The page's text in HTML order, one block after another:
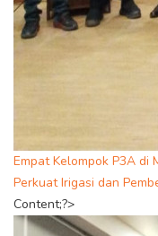
Empat Kelompok P3A di
Perkuat Irigasi dan
Content;?>